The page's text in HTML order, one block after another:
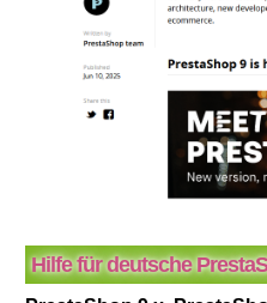
Hilfe für deutsche